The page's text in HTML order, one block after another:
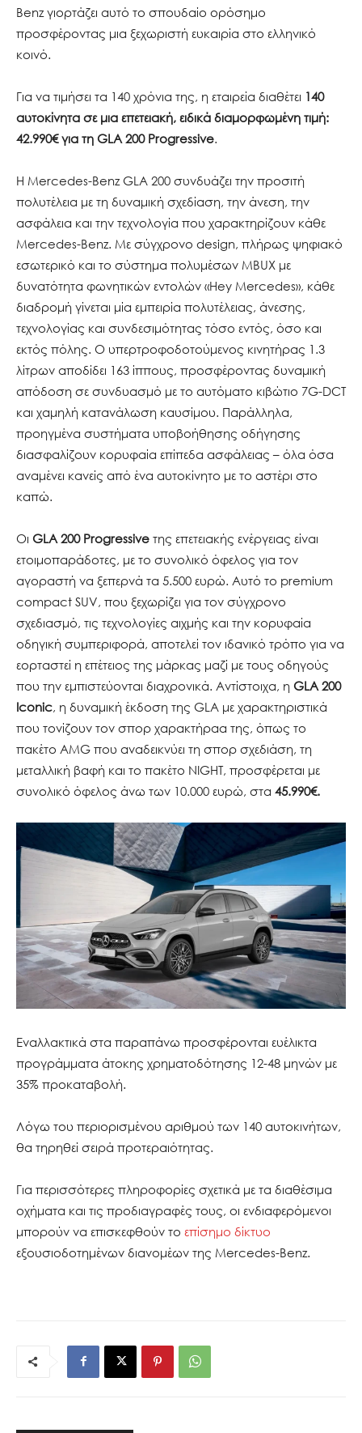
Benz γιορτάζει αυτό το σπουδαίο ορόσημο
προσφέροντας μια ξεχωριστή ευκαιρία στο ελληνικό
κοινό.
Για να τιμήσει τα 140 χρόνια της, η εταιρεία διαθέτει 140
αυτοκίνητα σε μια επετειακή, ειδικά διαμορφωμένη τιμή:
42.990€για τη GLA 200 Progressive.
Η Mercedes-Benz GLA 200 συνδυάζει την προσιτή
πολυτέλεια με τη δυναμική σχεδίαση, την άνεση, την
ασφάλεια και την τεχνολογία που χαρακτηρίζουν κάθε
Mercedes-Benz. Με σύγχρονο design, πλήρως ψηφιακό
εσωτερικό και το σύστημα πολυμέσων MBUX με
δυνατότητα φωνητικών εντολών «Hey Mercedes», κάθε
διαδρομή γίνεται μία εμπειρία πολυτέλειας, άνεσης,
τεχνολογίας και συνδεσιμότητας τόσο εντός, όσο και
εκτός πόλης. Ο υπερτροφοδοτούμενος κινητήρας 1.3
λίτρων αποδίδει 163 ίππους, προσφέροντας δυναμική
απόδοση σε συνδυασμό με το αυτόματο κιβώτιο 7G-DCT
και χαμηλή κατανάλωση καυσίμου. Παράλληλα,
προηγμένα συστήματα υποβοήθησης οδήγησης
διασφαλίζουν κορυφαία επίπεδα ασφάλειας – όλα όσα
αναμένει κανείς από ένα αυτοκίνητο με το αστέρι στο
καπώ.
Οι GLA 200 Progressive της επετειακής ενέργειας είναι
ετοιμοπαράδοτες, με το συνολικό όφελος για τον
αγοραστή να ξεπερνά τα 5.500 ευρώ. Αυτό το premium
compact SUV, που ξεχωρίζει για τον σύγχρονο
σχεδιασμό, τις τεχνολογίες αιχμής και την κορυφαία
οδηγική συμπεριφορά, αποτελεί τον ιδανικό τρόπο για να
εορταστεί η επέτειος της μάρκας μαζί με τους οδηγούς
που την εμπιστεύονται διαχρονικά. Αντίστοιχα, η GLA 200
Iconic, η δυναμική έκδοση της GLA με χαρακτηριστικά
που τονίζουν τον σπορ χαρακτήραα της, όπως το
πακέτο AMG που αναδεικνύει τη σπορ σχεδιάση, τη
μεταλλική βαφή και το πακέτο NIGHT, προσφέρεται με
συνολικό όφελος άνω των 10.000 ευρώ, στα 45.990€.
Εναλλακτικά στα παραπάνω προσφέρονται ευέλικτα
προγράμματα άτοκης χρηματοδότησης 12-48 μηνών με
35% προκαταβολή.
Λόγω του περιορισμένου αριθμού των 140 αυτοκινήτων,
θα τηρηθεί σειρά προτεραιότητας.
Για περισσότερες πληροφορίες σχετικά με τα διαθέσιμα
οχήματα και τις προδιαγραφές τους, οι ενδιαφερόμενοι
μπορούν να επισκεφθούν το επίσημο δίκτυο
εξουσιοδοτημένων διανομέων της Mercedes-Benz.